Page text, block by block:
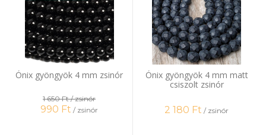
Ónix gyöngyök 4 mm zsinór
1 650 Ft/ zsinór
990 Ft / zsinór
Ónix gyöngyök 4 mm matt
csiszolt zsinór
2 180 Ft / zsinór